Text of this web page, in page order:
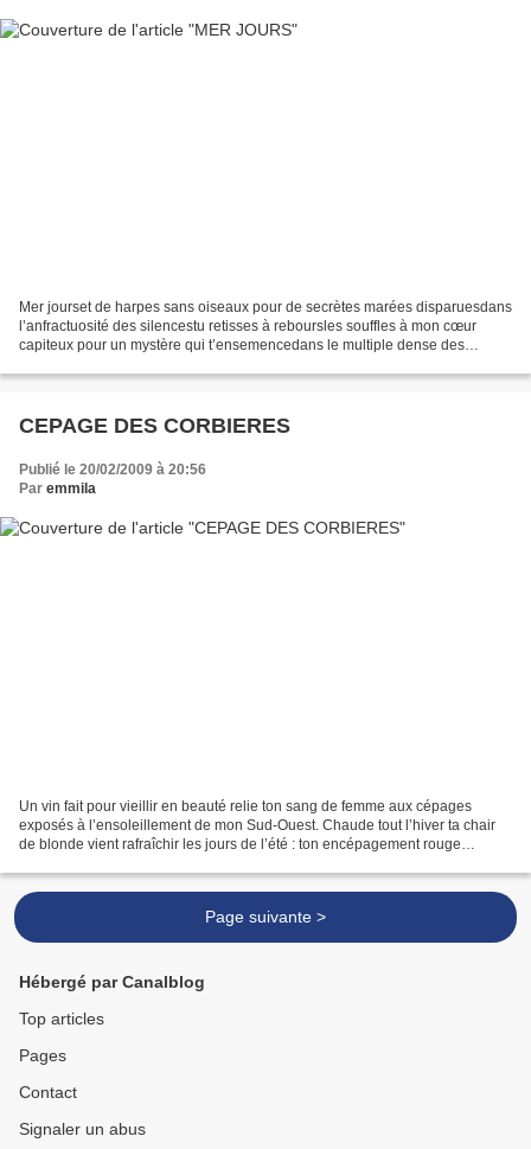
Mer jourset de harpes sans oiseaux pour de secrètes marées disparuesdans
l’anfractuosité des silencestu retisses à reboursles souffles à mon cœur
capiteux pour un mystère qui t’ensemencedans le multiple dense des
CEPAGE DES CORBIERES
Publié le 20/02/2009 à 20:56
Par emmila
Un vin fait pour vieillir en beauté relie ton sang de femme aux cépages
exposés à l’ensoleillement de mon Sud-Ouest. Chaude tout l’hiver ta chair
de blonde vient rafraîchir les jours de l’été : ton encépagement rouge
Page suivante >
Hébergé par Canalblog
Top articles
Pages
Contact
Signaler un abus